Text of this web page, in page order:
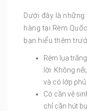
Dưới đây là
hàng tại Rèm
bạn hiểu thêm
Rèm lụa
lời: Không
và có lớp phủ
Có cần vệ
chỉ cần hút